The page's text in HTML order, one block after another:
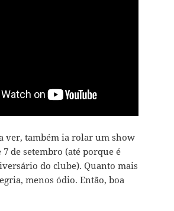
ver, também ia rolar um show
de setembro (até porque é
do clube). Quanto mais
menos ódio. Então, boa